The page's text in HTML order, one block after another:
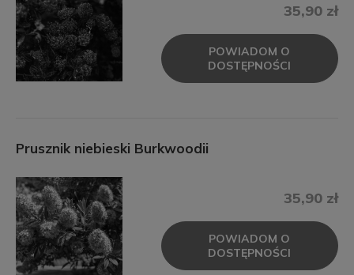
35,90 zł
POWIADOM O
DOSTĘPNOŚCI
Prusznik niebieski Burkwoodii
35,90 zł
POWIADOM O
DOSTĘPNOŚCI